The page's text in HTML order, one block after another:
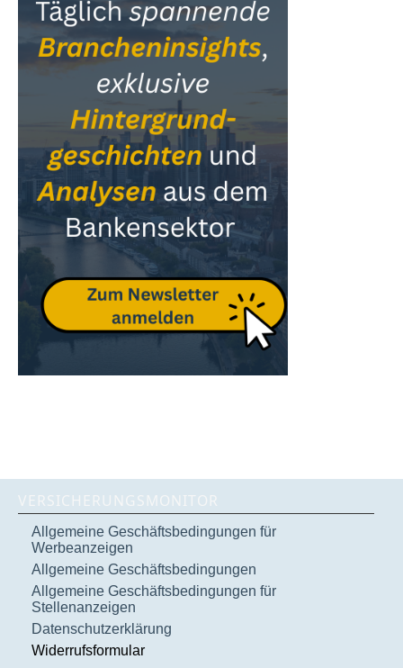
VERSICHERUNGSMONITOR
Allgemeine Geschäftsbedingungen für
Werbeanzeigen
Allgemeine Geschäftsbedingungen
Allgemeine Geschäftsbedingungen für
Stellenanzeigen
Datenschutzerklärung
Widerrufsformular